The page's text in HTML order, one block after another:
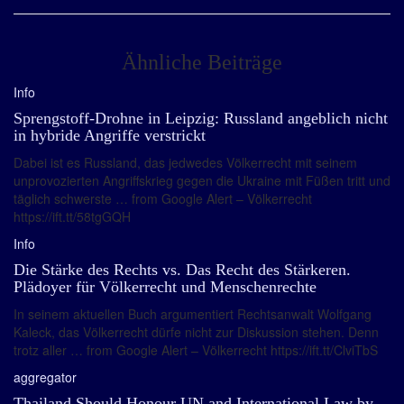
Ähnliche Beiträge
Info
Sprengstoff-Drohne in Leipzig: Russland angeblich nicht
in hybride Angriffe verstrickt
Dabei ist es Russland, das jedwedes Völkerrecht mit seinem
unprovozierten Angriffskrieg gegen die Ukraine mit Füßen tritt und
täglich schwerste … from Google Alert – Völkerrecht
https://ift.tt/58tgGQH
Info
Die Stärke des Rechts vs. Das Recht des Stärkeren.
Plädoyer für Völkerrecht und Menschenrechte
In seinem aktuellen Buch argumentiert Rechtsanwalt Wolfgang
Kaleck, das Völkerrecht dürfe nicht zur Diskussion stehen. Denn
trotz aller … from Google Alert – Völkerrecht https://ift.tt/ClviTbS
aggregator